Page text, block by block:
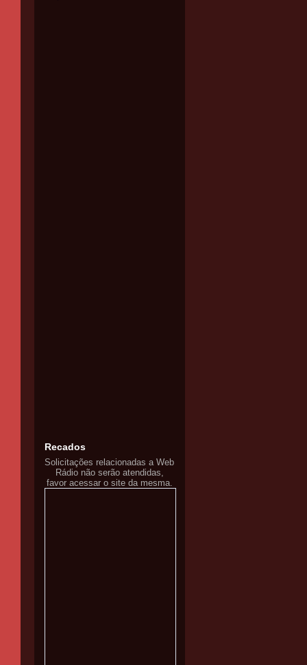
Recados
Solicitações relacionadas a Web
Rádio não serão atendidas,
favor acessar o site da mesma.